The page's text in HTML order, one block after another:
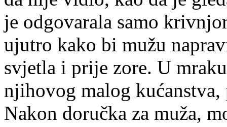
je odgovarala samo
ujutro kako bi mužu
svjetla i prije zore. U
njihovog malog kućanstva,
Nakon doručka za muža,